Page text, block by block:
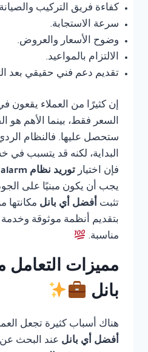
كفاءة فريق التركيب
سرعة الاستجابة.
وضوح الأسعار والعروض.
الالتزام بالمواعيد.
تقديم دعم فني حقيقي بعد
إن كثيرًا من العملاء يقعون
السعر فقط، بينما الأهم هو
ستحصل عليها. فالنظام
البداية، لكنه قد يتسبب في
فإن اختيار توريد نظام Thorn fire alarm في الجيزة
يجب أن يكون مبنيًا على
تثبت أفضل أي بانل مكانتها
بتقديم أنظمة موثوقة وخدمة
مناسبة.
مميزات
بانل
هناك أسباب كثيرة تجعل
أفضل أي بانل عند البحث عن